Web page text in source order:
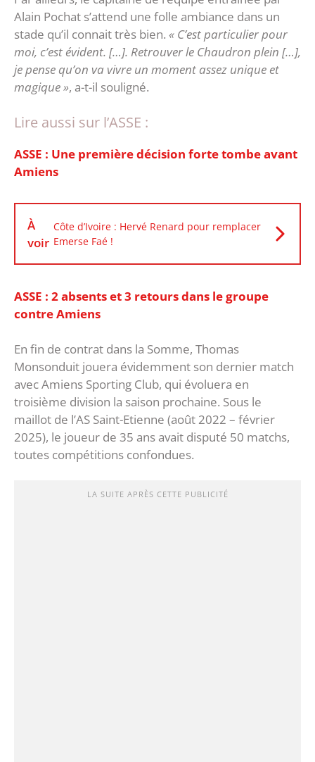
Alain Pochat s’attend une folle ambiance dans un
stade qu’il connait très bien. « C’est particulier pour
moi, c’est évident. […]. Retrouver le Chaudron plein […],
je pense qu’on va vivre un moment assez unique et
magique », a-t-il souligné.
Lire aussi sur l’ASSE :
ASSE : Une première décision forte tombe avant
Amiens
À
voir
Côte d’Ivoire : Hervé Renard pour remplacer
Emerse Faé !
ASSE : 2 absents et 3 retours dans le groupe
contre Amiens
En fin de contrat dans la Somme, Thomas
Monsonduit jouera évidemment son dernier match
avec Amiens Sporting Club, qui évoluera en
troisième division la saison prochaine. Sous le
maillot de l’AS Saint-Etienne (août 2022 – février
2025), le joueur de 35 ans avait disputé 50 matchs,
toutes compétitions confondues.
LA SUITE APRÈS CETTE PUBLICITÉ